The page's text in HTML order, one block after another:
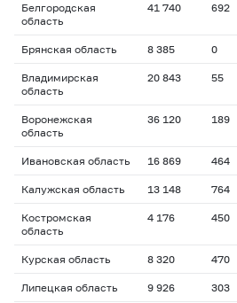
Белгородская
область
41 740 692
Брянская область 8 385 0
Владимирская
область
20 843 55
Воронежская
область
36 120 189
Ивановская область 16 869 464
Калужская область 13 148 764
Костромская
область
4 176 450
Курская область 8 320 470
Липецкая область 9 926 303